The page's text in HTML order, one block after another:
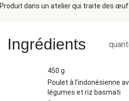
(eau, fèves de SOJA, BLÉ, sel,
conservateur : métabisulfite de
DES TRACES DE : MOLLUSQUES,
PRÉPARATION : Réchauffer
Antwoordnummer 39162 1090 WC
Produit dans un atelier qui traite des
Ingrédients
450 g
Poulet à l’indonésienne
légumes et riz basmati